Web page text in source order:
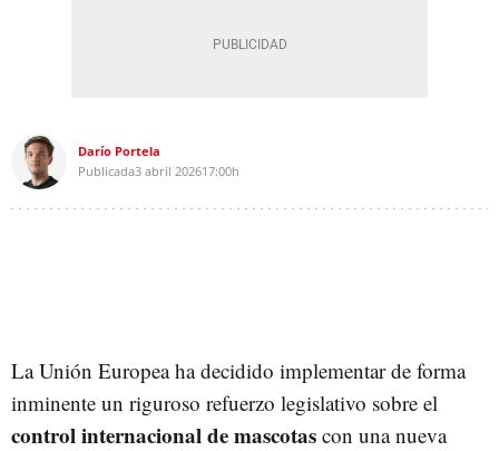
Darío Portela
Publicada3 abril 202617:00h
La Unión Europea ha decidido implementar de forma
inminente un riguroso refuerzo legislativo sobre el
control internacional de mascotas con una nueva